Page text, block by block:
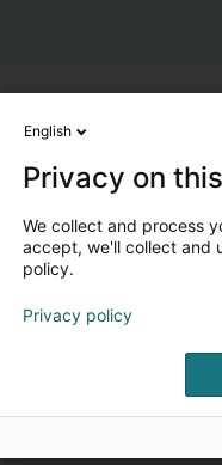
English
Privacy on
We collect and process
accept, we'll collect and
policy.
Privacy policy